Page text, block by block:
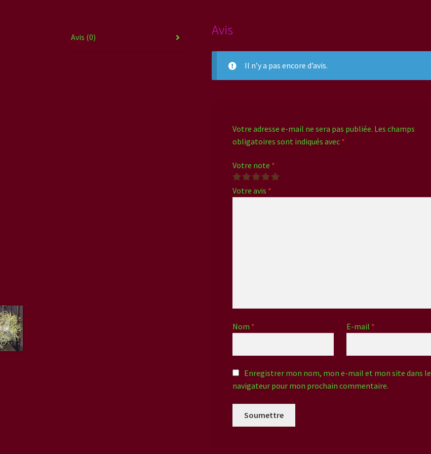
Avis (0) Avis
Il n’y a pas encore d’avis.
Votre adresse e-mail ne sera pas publiée. Les champs
obligatoires sont indiqués avec *
Votre note *
Votre avis *
Nom * E-mail *
Enregistrer mon nom, mon e-mail et mon site dans le
navigateur pour mon prochain commentaire.